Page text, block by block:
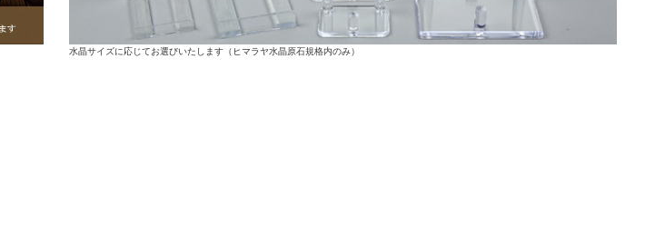
水晶サイズに応じてお選びいたします（ヒマラヤ水晶原石規格内のみ）